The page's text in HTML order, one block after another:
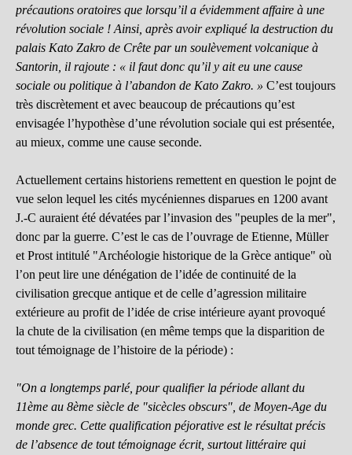
précautions oratoires que lorsqu’il a évidemment affaire à une
révolution sociale ! Ainsi, après avoir expliqué la destruction du
palais Kato Zakro de Crête par un soulèvement volcanique à
Santorin, il rajoute : « il faut donc qu’il y ait eu une cause
sociale ou politique à l’abandon de Kato Zakro. » C’est toujours
très discrètement et avec beaucoup de précautions qu’est
envisagée l’hypothèse d’une révolution sociale qui est présentée,
au mieux, comme une cause seconde.
Actuellement certains historiens remettent en question le pojnt de
vue selon lequel les cités mycéniennes disparues en 1200 avant
J.-C auraient été dévatées par l’invasion des "peuples de la mer",
donc par la guerre. C’est le cas de l’ouvrage de Etienne, Müller
et Prost intitulé "Archéologie historique de la Grèce antique" où
l’on peut lire une dénégation de l’idée de continuité de la
civilisation grecque antique et de celle d’agression militaire
extérieure au profit de l’idée de crise intérieure ayant provoqué
la chute de la civilisation (en même temps que la disparition de
tout témoignage de l’histoire de la période) :
"On a longtemps parlé, pour qualifier la période allant du
11ème au 8ème siècle de "sicècles obscurs", de Moyen-Age du
monde grec. Cette qualification péjorative est le résultat précis
de l’absence de tout témoignage écrit, surtout littéraire qui